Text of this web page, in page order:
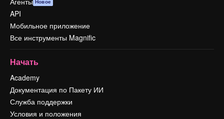
Новое
API
Мобильное приложение
Все инструменты Magnific
Начать
Academy
Документация по Пакету ИИ
Служба поддержки
Условия и положения